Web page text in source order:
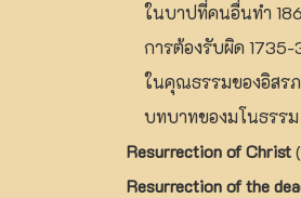
ในบาปที่คนอื่นทำ
การต้องรับผิด 1735-
ในคุณธรรมของอิสร
บทบาทของมโนธรรม
Resurrection of Christ
Resurrection of the